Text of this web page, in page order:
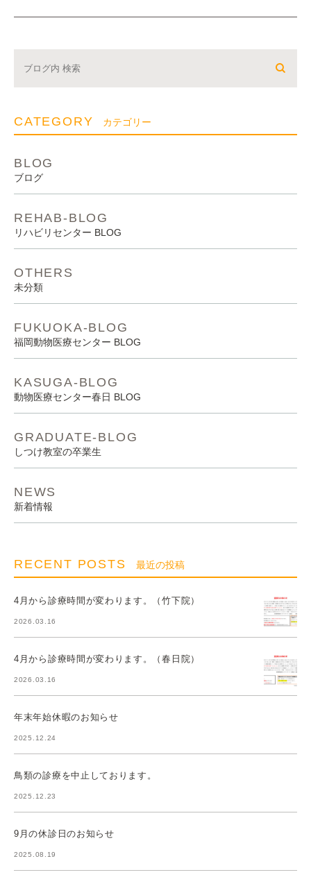
CATEGORY カテゴリー
BLOG
ブログ
REHAB-BLOG
リハビリセンター BLOG
OTHERS
未分類
FUKUOKA-BLOG
福岡動物医療センター BLOG
KASUGA-BLOG
動物医療センター春日 BLOG
GRADUATE-BLOG
しつけ教室の卒業生
NEWS
新着情報
RECENT POSTS 最近の投稿
4月から診療時間が変わります。（竹下院）
2026.03.16
4月から診療時間が変わります。（春日院）
2026.03.16
年末年始休暇のお知らせ
2025.12.24
鳥類の診療を中止しております。
2025.12.23
9月の休診日のお知らせ
2025.08.19